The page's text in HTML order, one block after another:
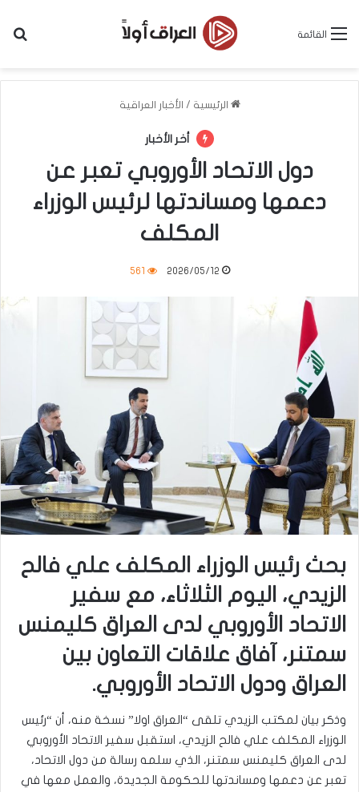
القائمة
الرئيسية / الأخبار العراقية
أخر الأخبار
دول الاتحاد الأوروبي تعبر عن
دعمها ومساندتها لرئيس الوزراء
المكلف
2026/05/12
561
بحث رئيس الوزراء المكلف علي فالح
الزيدي، اليوم الثلاثاء، مع سفير
الاتحاد الأوروبي لدى العراق كليمنس
سمتنر، آفاق علاقات التعاون بين
العراق ودول الاتحاد الأوروبي.
وذكر بيان لمكتب الزيدي تلقى “العراق اولا” نسخة منه، أن “رئيس
الوزراء المكلف علي فالح الزيدي، استقبل سفير الاتحاد الأوروبي
لدى العراق كليمنس سمتنر، الذي سلمه رسالة من دول الاتحاد،
تعبر عن دعمها ومساندتها للحكومة الجديدة، والعمل معها في